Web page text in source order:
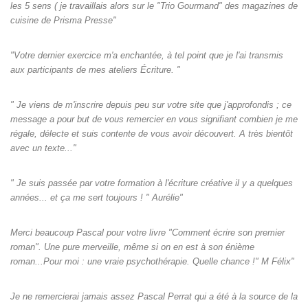
les 5 sens ( je travaillais alors sur le "Trio Gourmand" des magazines de
cuisine de Prisma Presse"
"Votre dernier exercice m'a enchantée, à tel point que je l'ai transmis
aux participants de mes ateliers Écriture. "
" Je viens de m'inscrire depuis peu sur votre site que j'approfondis ; ce
message a pour but de vous remercier en vous signifiant combien je me
régale, délecte et suis contente de vous avoir découvert. A très bientôt
avec un texte..."
" Je suis passée par votre formation à l'écriture créative il y a quelques
années... et ça me sert toujours ! " Aurélie"
Merci beaucoup Pascal pour votre livre "Comment écrire son premier
roman". Une pure merveille, même si on en est à son énième
roman...Pour moi : une vraie psychothérapie. Quelle chance !" M Félix"
Je ne remercierai jamais assez Pascal Perrat qui a été à la source de la